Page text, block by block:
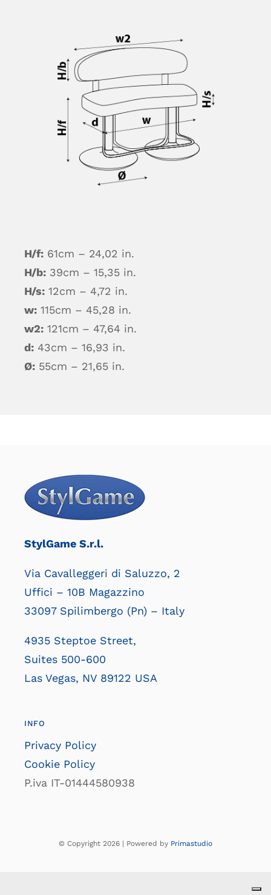
H/f:61cm – 24,02 in.
H/b:39cm – 15,35 in.
H/s:12cm – 4,72 in.
w:115cm – 45,28 in.
w2:121cm – 47,64 in.
d:43cm – 16,93 in.
Ø:55cm – 21,65 in.
StylGame S.r.l.
Via Cavalleggeri di Saluzzo, 2
Uffici – 10B Magazzino
33097 Spilimbergo (Pn) – Italy
4935 Steptoe Street,
Suites 500-600
Las Vegas, NV 89122 USA
INFO
Privacy Policy
Cookie Policy
P.iva IT-01444580938
© Copyright 2026 | Powered by Primastudio